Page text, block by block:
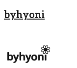
byhyoni